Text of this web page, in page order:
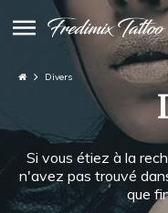
Divers
Si vous étiez à la
n'avez pas trouvé
que